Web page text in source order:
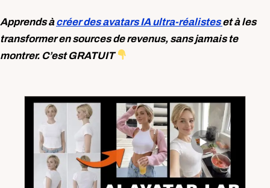
Apprends àcréer des avatars IA ultra-réalisteset à les
transformer en sources de revenus, sans jamais te
montrer. C’est GRATUIT